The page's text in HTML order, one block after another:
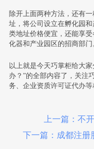
除开上面两种方法，还有
址，将公司设立在孵化园
类地址价格便宜，还能享
化器和产业园区的招商部门
以上就是今天巧掌柜给大
办？”的全部内容了，关注
务、企业资质许可证代办等
上一篇：不
下一篇：成都注册